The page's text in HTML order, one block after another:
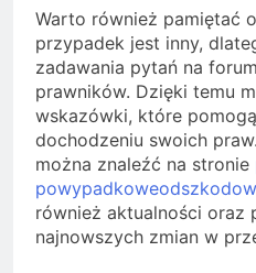
Warto również pamiętać
przypadek jest inny,
zadawania pytań na
prawników. Dzięki temu
wskazówki, które
dochodzeniu swoich
można znaleźć na stronie
również aktualności oraz
najnowszych zmian w